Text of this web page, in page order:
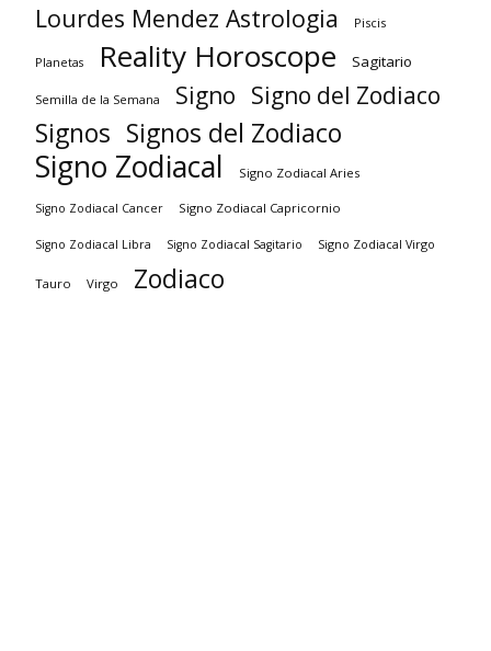
Lourdes Mendez Astrologia Piscis
Planetas Reality Horoscope Sagitario
Semilla de la Semana Signo Signo del Zodiaco
Signos Signos del Zodiaco
Signo Zodiacal Signo Zodiacal Aries
Signo Zodiacal Cancer Signo Zodiacal Capricornio
Signo Zodiacal Libra Signo Zodiacal Sagitario Signo Zodiacal Virgo
Tauro Virgo Zodiaco